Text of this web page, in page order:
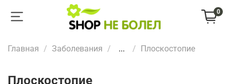
0
Главная Заболевания ... Плоскостопие
Плоскостопие